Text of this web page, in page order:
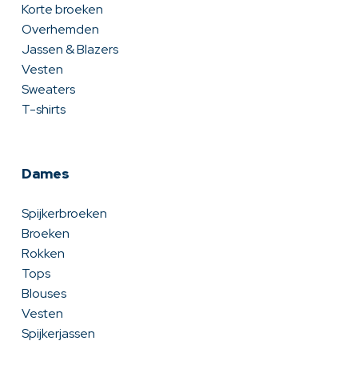
Korte broeken
Overhemden
Jassen & Blazers
Vesten
Sweaters
T-shirts
Dames
Spijkerbroeken
Broeken
Rokken
Tops
Blouses
Vesten
Spijkerjassen